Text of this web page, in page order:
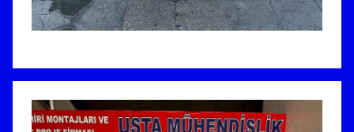
Ş
İ
:
5